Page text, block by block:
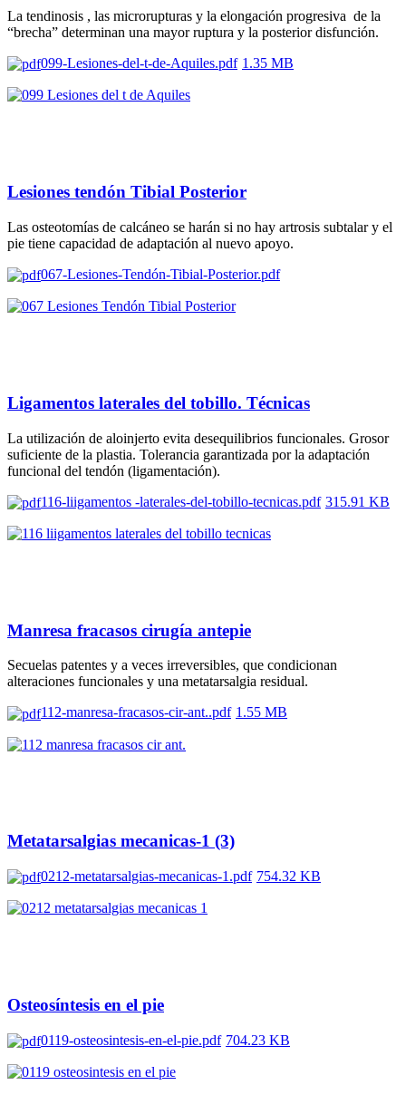
La tendinosis , las microrupturas y la elongación progresiva de la
“brecha” determinan una mayor ruptura y la posterior disfunción.
099-Lesiones-del-t-de-Aquiles.pdf 1.35 MB
Lesiones tendón Tibial Posterior
Las osteotomías de calcáneo se harán si no hay artrosis subtalar y el
pie tiene capacidad de adaptación al nuevo apoyo.
067-Lesiones-Tendón-Tibial-Posterior.pdf
Ligamentos laterales del tobillo. Técnicas
La utilización de aloinjerto evita desequilibrios funcionales. Grosor
suficiente de la plastia. Tolerancia garantizada por la adaptación
funcional del tendón (ligamentación).
116-liigamentos -laterales-del-tobillo-tecnicas.pdf 315.91 KB
Manresa fracasos cirugía antepie
Secuelas patentes y a veces irreversibles, que condicionan
alteraciones funcionales y una metatarsalgia residual.
112-manresa-fracasos-cir-ant..pdf 1.55 MB
Metatarsalgias mecanicas-1 (3)
0212-metatarsalgias-mecanicas-1.pdf 754.32 KB
Osteosíntesis en el pie
0119-osteosintesis-en-el-pie.pdf 704.23 KB